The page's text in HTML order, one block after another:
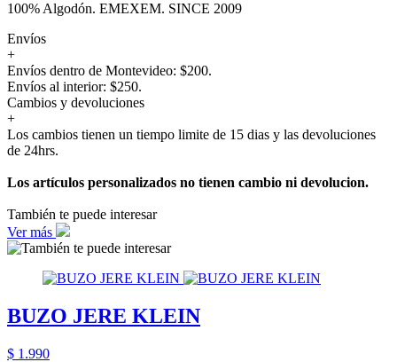
100% Algodón. EMEXEM. SINCE 2009
Envíos
+
Envíos dentro de Montevideo: $200.
Envíos al interior: $250.
Cambios y devoluciones
+
Los cambios tienen un tiempo limite de 15 dias y las devoluciones
de 24hrs.
Los artículos personalizados no tienen cambio ni devolucion.
También te puede interesar
Ver más
BUZO JERE KLEIN
$ 1.990